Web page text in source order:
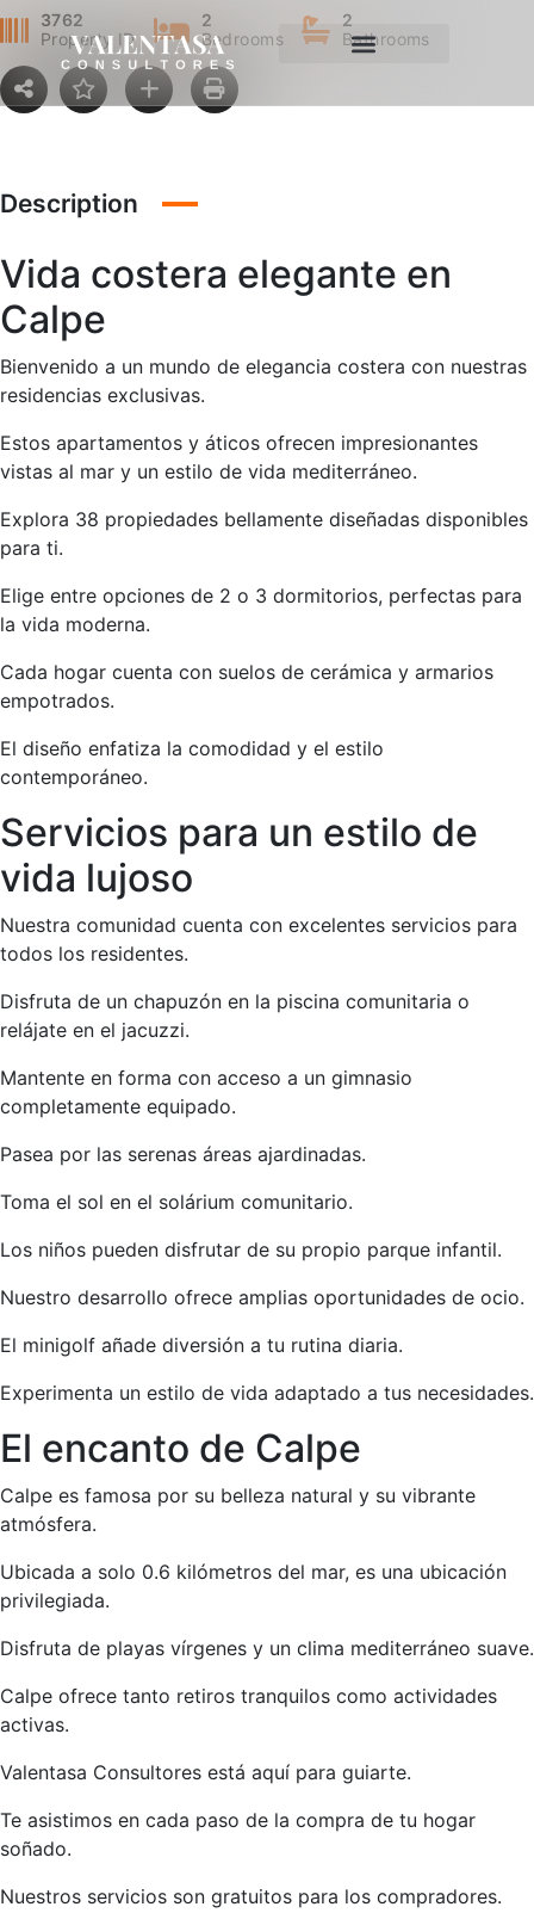
3762
Property ID
2
Bedrooms
2
Bathrooms
Description
Vida costera elegante en
Calpe
Bienvenido a un mundo de elegancia costera con nuestras
residencias exclusivas.
Estos apartamentos y áticos ofrecen impresionantes
vistas al mar y un estilo de vida mediterráneo.
Explora 38 propiedades bellamente diseñadas disponibles
para ti.
Elige entre opciones de 2 o 3 dormitorios, perfectas para
la vida moderna.
Cada hogar cuenta con suelos de cerámica y armarios
empotrados.
El diseño enfatiza la comodidad y el estilo
contemporáneo.
Servicios para un estilo de
vida lujoso
Nuestra comunidad cuenta con excelentes servicios para
todos los residentes.
Disfruta de un chapuzón en la piscina comunitaria o
relájate en el jacuzzi.
Mantente en forma con acceso a un gimnasio
completamente equipado.
Pasea por las serenas áreas ajardinadas.
Toma el sol en el solárium comunitario.
Los niños pueden disfrutar de su propio parque infantil.
Nuestro desarrollo ofrece amplias oportunidades de ocio.
El minigolf añade diversión a tu rutina diaria.
Experimenta un estilo de vida adaptado a tus necesidades.
El encanto de Calpe
Calpe es famosa por su belleza natural y su vibrante
atmósfera.
Ubicada a solo 0.6 kilómetros del mar, es una ubicación
privilegiada.
Disfruta de playas vírgenes y un clima mediterráneo suave.
Calpe ofrece tanto retiros tranquilos como actividades
activas.
Valentasa Consultores está aquí para guiarte.
Te asistimos en cada paso de la compra de tu hogar
soñado.
Nuestros servicios son gratuitos para los compradores.